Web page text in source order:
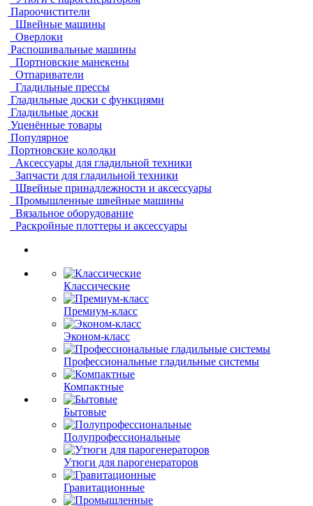
Пароочистители
Швейные машины
Оверлоки
Распошивальные машины
Портновские манекены
Отпариватели
Гладильные прессы
Гладильные доски с функциями
Гладильные доски
Уценённые товары
Популярное
Портновские колодки
Аксессуары для гладильной техники
Запчасти для гладильной техники
Швейные принадлежности и аксессуары
Промышленные швейные машины
Вязальное оборудование
Раскройные плоттеры и аксессуары
Классические
Премиум-класс
Эконом-класс
Профессиональные гладильные системы
Компактные
Бытовые
Полупрофессиональные
Утюги для парогенераторов
Гравитационные